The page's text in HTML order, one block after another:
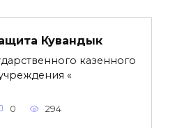
Кувандык
казенного
«
0 294